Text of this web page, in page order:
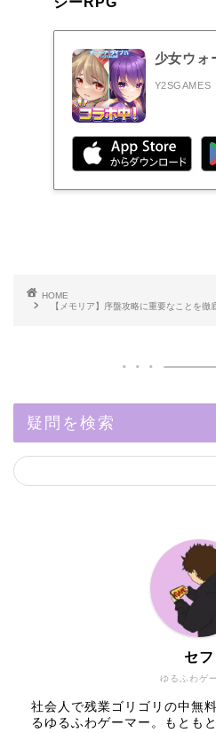
少女ウォ
Y2SGAMES
HOME
【メモリア】序盤攻略に重要なことを徹
疑問を検索
ゆるふわゲ
セフ
社会人で残業ゴリゴリの中無
るゆるふわゲーマー。もとも